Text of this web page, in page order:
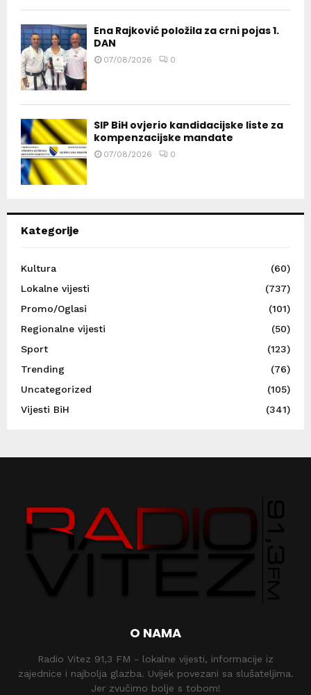
Ena Rajković položila za crni pojas 1.
DAN
07/08/2026 0
SIP BiH ovjerio kandidacijske liste za
kompenzacijske mandate
07/08/2026 0
Kategorije
Kultura
(60)
Lokalne vijesti
(737)
Promo/Oglasi
(101)
Regionalne vijesti
(50)
Sport
(123)
Trending
(76)
Uncategorized
(105)
Vijesti BiH
(341)
O NAMA
Radio Vitez 91,3 FM - lokalne vijesti, informacije iz
zajednice i najbolja glazba. Uvijek povezani sa slušateljima.
Jer zvučimo bolje s tobom!